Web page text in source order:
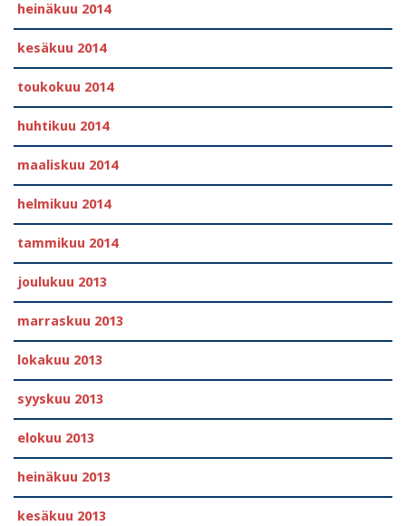
heinäkuu 2014
kesäkuu 2014
toukokuu 2014
huhtikuu 2014
maaliskuu 2014
helmikuu 2014
tammikuu 2014
joulukuu 2013
marraskuu 2013
lokakuu 2013
syyskuu 2013
elokuu 2013
heinäkuu 2013
kesäkuu 2013